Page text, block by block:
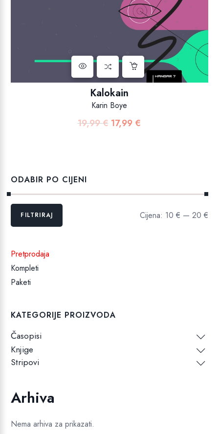
Kalokain
Karin Boye
19,99€ Izvorna
17,99 €Trenutna
ODABIR PO CIJENI
Min
MaksFILTRIRAJ Cijena: 10 € — 20 €
Pretprodaja
Kompleti
Paketi
KATEGORIJE PROIZVODA
Časopisi
Knjige
Stripovi
Arhiva
Nema arhiva za prikazati.